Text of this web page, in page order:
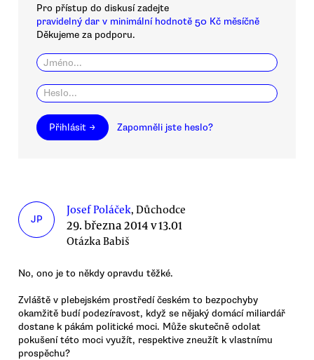
Pro přístup do diskusí zadejte
pravidelný dar v minimální hodnotě 50 Kč měsíčně
Děkujeme za podporu.
Přihlásit → Zapomněli jste heslo?
JP
Josef Poláček, Důchodce
29. března 2014 v 13.01
Otázka Babiš
No, ono je to někdy opravdu těžké.
Zvláště v plebejském prostředí českém to bezpochyby
okamžitě budí podezíravost, když se nějaký domácí miliardář
dostane k pákám politické moci. Může skutečně odolat
pokušení této moci využít, respektive zneužít k vlastnímu
prospěchu?